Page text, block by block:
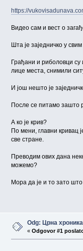
https://
Видео сам и вест о
Шта је заједничко у
Грађани и риболовци су
лице места, снимили
И још нешто је
После се питамо зашто
А ко је крив?
По мени, главни кривац
све стране.
Преводим ових дана
можемо?
Мора да је и то зато
Odg: Црна
« Odgovor #1